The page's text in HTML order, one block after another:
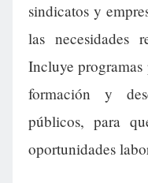
sindicatos y
las necesidades
Incluye
formación y
públicos, para
oportunidades